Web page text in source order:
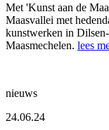
Met 'Kunst aan de
Maasvallei met
kunstwerken in
Maasmechelen. lees
nieuws
24.06.24